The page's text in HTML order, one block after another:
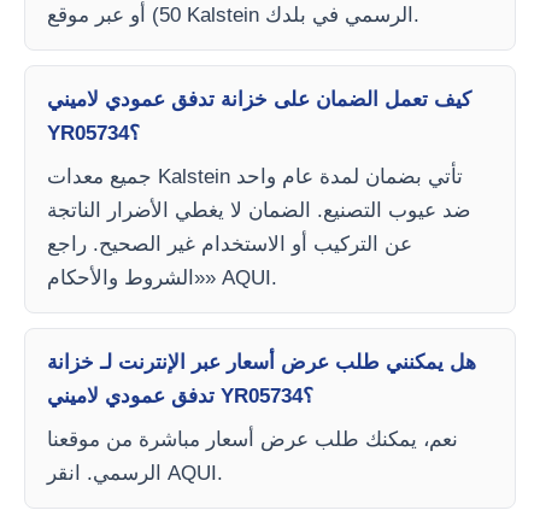
50) أو عبر موقع Kalstein الرسمي في بلدك.
كيف تعمل الضمان على خزانة تدفق عمودي لاميني
YR05734؟
جميع معدات Kalstein تأتي بضمان لمدة عام واحد
ضد عيوب التصنيع. الضمان لا يغطي الأضرار الناتجة
عن التركيب أو الاستخدام غير الصحيح. راجع
«الشروط والأحكام» AQUI.
هل يمكنني طلب عرض أسعار عبر الإنترنت لـ خزانة
تدفق عمودي لاميني YR05734؟
نعم، يمكنك طلب عرض أسعار مباشرة من موقعنا
الرسمي. انقر AQUI.